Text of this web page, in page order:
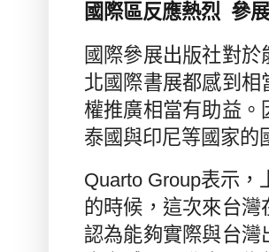
國際區反應熱烈 參
國際參展出版社對
北國際書展都感到
權推廣相當有助益。
泰國與印尼等國家的
Quarto Group表示，
的時候，這次來台
認為能夠實際與台灣